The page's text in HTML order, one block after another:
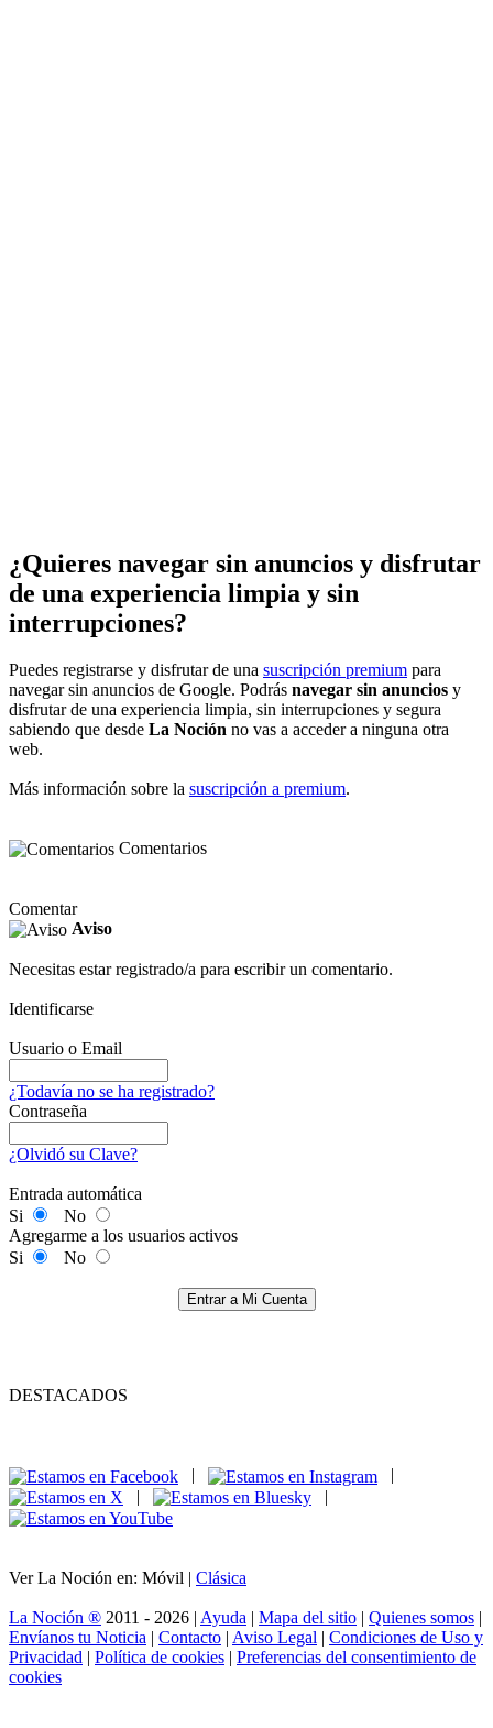
¿Quieres navegar sin anuncios y disfrutar
de una experiencia limpia y sin
interrupciones?
Puedes registrarse y disfrutar de una suscripción premium para
navegar sin anuncios de Google. Podrás navegar sin anuncios y
disfrutar de una experiencia limpia, sin interrupciones y segura
sabiendo que desde La Noción no vas a acceder a ninguna otra
web.
Más información sobre la suscripción a premium.
Comentarios
Comentar
Aviso
Necesitas estar registrado/a para escribir un comentario.
Identificarse
Usuario o Email
¿Todavía no se ha registrado?
Contraseña
¿Olvidó su Clave?
Entrada automática
Si
No
Agregarme a los usuarios activos
Si
No
Entrar a Mi Cuenta
DESTACADOS
|
|
Ver La Noción en: Móvil | Clásica
La Noción ® 2011 - 2026 | Ayuda | Mapa del sitio | Quienes somos |
Envíanos tu Noticia | Contacto | Aviso Legal | Condiciones de Uso y
Privacidad | Política de cookies | Preferencias del consentimiento de
cookies